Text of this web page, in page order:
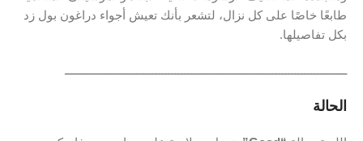
طابعًا خاصًا على كل نزال، لتشعر بأنك تعيش أجواء دراغون بول زد
بكل تفاصيلها.
ـــــــــــــــــــــــــــــــــــــــــــــــــــــــــــــــــــــــــــــــــــــــ
الحالة